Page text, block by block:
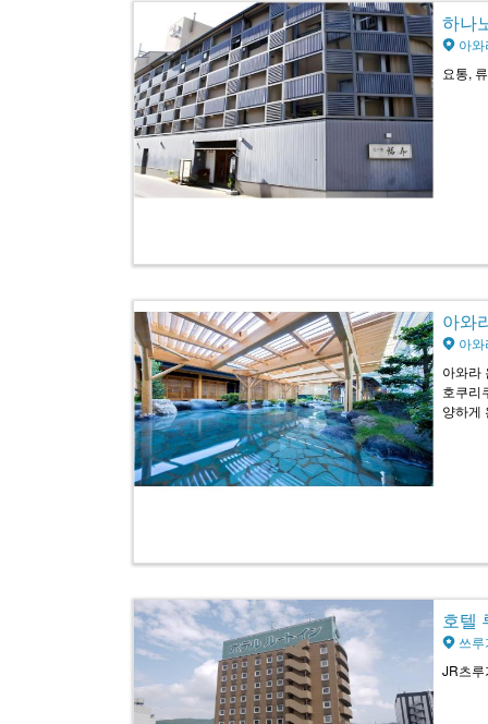
하나
아
요통,
아와
아
아와라
호쿠리
양하게
호텔
쓰
JR츠루